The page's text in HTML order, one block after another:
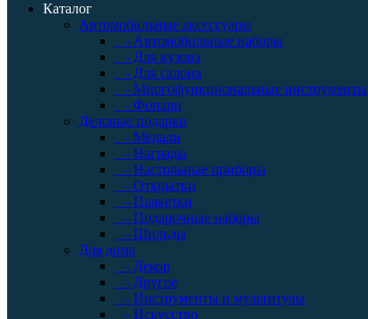
Каталог
Автомобильные аксессуары
- Автомобильные наборы
- Для кузова
- Для салона
- Многофункциональные инструменты
- Фонари
Деловые подарки
- Медали
- Награды
- Настольные приборы
- Открытки
- Плакетки
- Подарочные наборы
- Шильды
Для дома
- Декор
- Другое
- Инструменты и мультитулы
- Искусство